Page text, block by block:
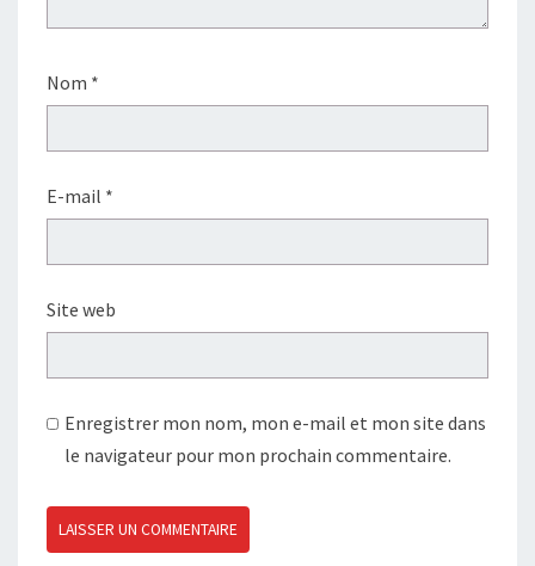
Nom *
E-mail *
Site web
Enregistrer mon nom, mon e-mail et mon site dans
le navigateur pour mon prochain commentaire.